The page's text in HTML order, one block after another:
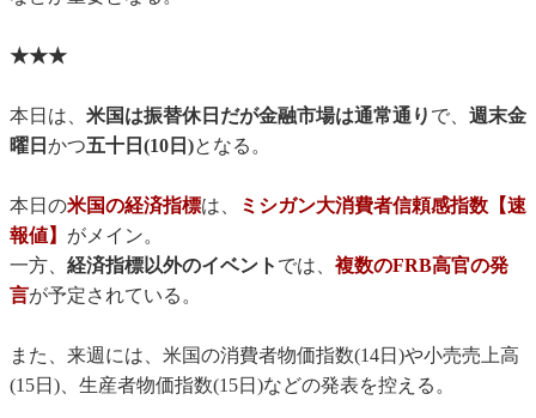
★★★
本日は、 米国は振替休日だが金融市場は通常通り で、 週末金
曜日 かつ五十日(10日)となる。
本日の米国の経済指標は、
ミシガン大消費者信頼感指数【速
報値】 がメイン。
一方、 経済指標以外のイベント では、 複数のFRB高官の発
言が予定されている。
また、来週には、米国の消費者物価指数(14日)や小売売上高
(15日)、生産者物価指数(15日)などの発表を控える。